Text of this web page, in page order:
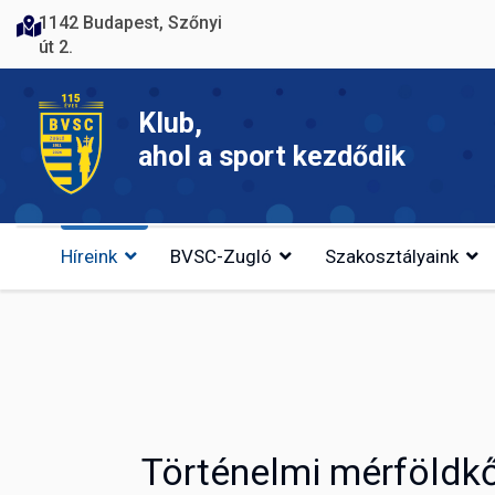
1142 Budapest, Szőnyi
út 2.
Klub,
ahol a sport kezdődik
Híreink BVSC-Zugló Szakosztályaink
Történelmi